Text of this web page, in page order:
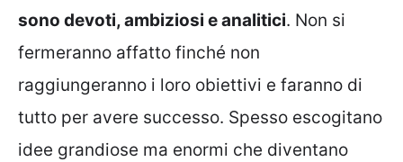
sono devoti, ambiziosi e analitici. Non si
fermeranno affatto finché non
raggiungeranno i loro obiettivi e faranno di
tutto per avere successo. Spesso escogitano
idee grandiose ma enormi che diventano